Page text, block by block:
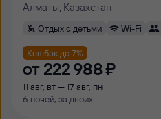
Алматы, Казахстан
Отдых с детьми Wi-Fi
Кешбэк до 7%
от 222 ⁠988 ⁠₽
11 авг, вт — 17 авг, пн
6 ночей, за двоих